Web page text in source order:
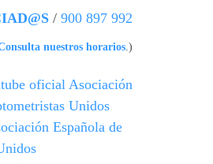
/ 900 897 992
nuestros horarios.)